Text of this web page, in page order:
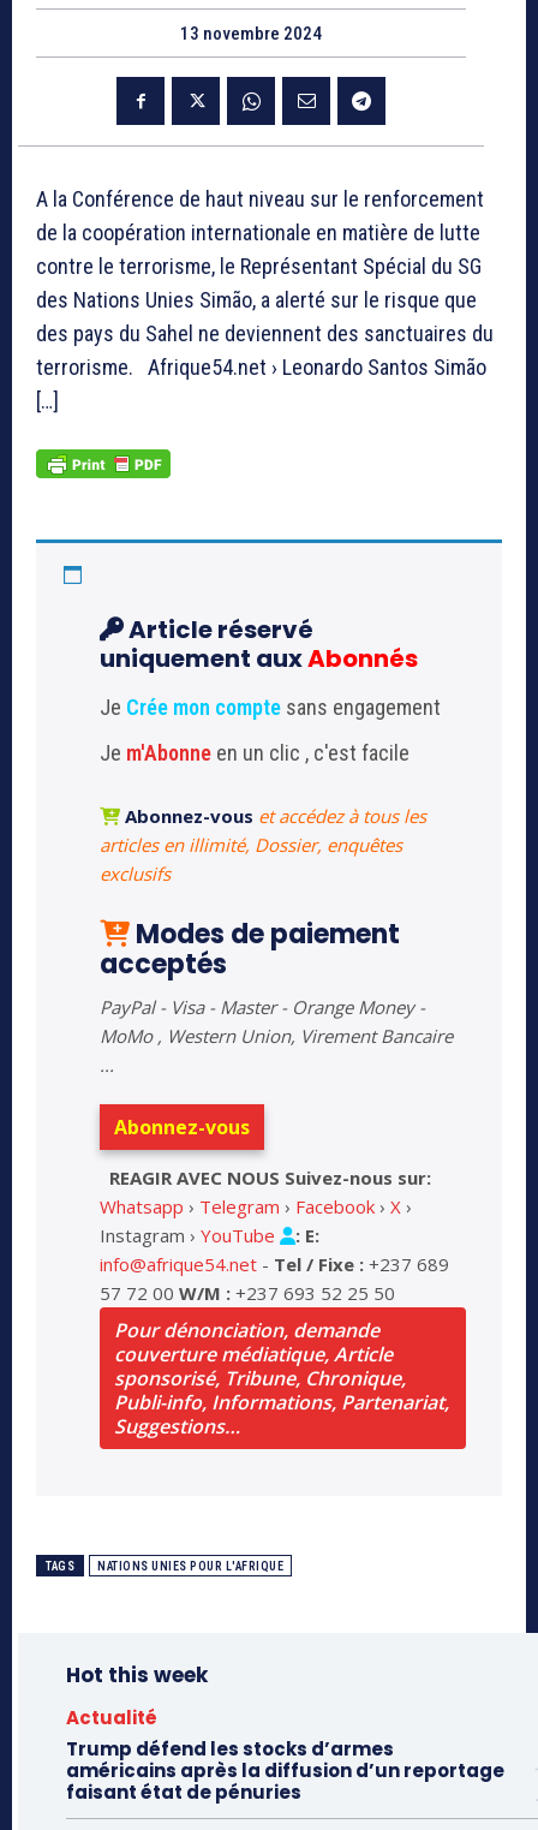
13 novembre 2024
A la Conférence de haut niveau sur le renforcement
de la coopération internationale en matière de lutte
contre le terrorisme, le Représentant Spécial du SG
des Nations Unies Simão, a alerté sur le risque que
des pays du Sahel ne deviennent des sanctuaires du
terrorisme. Afrique54.net › Leonardo Santos Simão
[…]
Article réservé
uniquement auxAbonnés
Je Crée mon comptesans engagement
Je m'Abonne en un clic , c'est facile
Abonnez-vous et accédez à tous les
articles en illimité, Dossier, enquêtes
exclusifs
Modes de paiement
acceptés
PayPal - Visa - Master - Orange Money -
MoMo , Western Union, Virement Bancaire
...
Abonnez-vous
REAGIR AVEC NOUS Suivez-nous sur:
Whatsapp › Telegram › Facebook› X›
Instagram › YouTube : E:
info@afrique54.net- Tel / Fixe :+237 689
57 72 00 W/M :+237 693 52 25 50
Pour dénonciation, demande
couverture médiatique, Article
sponsorisé, Tribune, Chronique,
Publi-info, Informations, Partenariat,
Suggestions…
TAGS NATIONS UNIES POUR L'AFRIQUE
Hot this week
Actualité
Trump défend les stocks d’armes
américains après la diffusion d’un reportage
faisant état de pénuries